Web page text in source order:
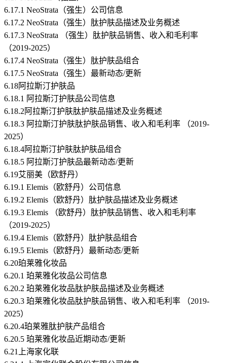
6.17.1 NeoStrata（强生）公司信息
6.17.2 NeoStrata（强生）肽护肤品描述及业务概述
6.17.3 NeoStrata （强生）肽护肤品销售、收入和毛利率
（2019-2025）
6.17.4 NeoStrata（强生）肽护肤品组合
6.17.5 NeoStrata（强生）最新动态/更新
6.18阿拉斯汀护肤品
6.18.1 阿拉斯汀护肤品公司信息
6.18.2阿拉斯汀护肤肽护肤品描述及业务概述
6.18.3 阿拉斯汀护肤肽护肤品销售、收入和毛利率 （2019-
2025）
6.18.4阿拉斯汀护肤肽护肤品组合
6.18.5 阿拉斯汀护肤品最新动态/更新
6.19艾丽美（欧舒丹）
6.19.1 Elemis（欧舒丹）公司信息
6.19.2 Elemis（欧舒丹）肽护肤品描述及业务概述
6.19.3 Elemis （欧舒丹）肽护肤品销售、收入和毛利率
（2019-2025）
6.19.4 Elemis（欧舒丹）肽护肤品组合
6.19.5 Elemis（欧舒丹）最新动态/更新
6.20珀莱雅化妆品
6.20.1 珀莱雅化妆品公司信息
6.20.2 珀莱雅化妆品肽护肤品描述及业务概述
6.20.3 珀莱雅化妆品肽护肤品销售、收入和毛利率 （2019-
2025）
6.20.4珀莱雅肽护肤产品组合
6.20.5 珀莱雅化妆品近期动态/更新
6.21上海家化联